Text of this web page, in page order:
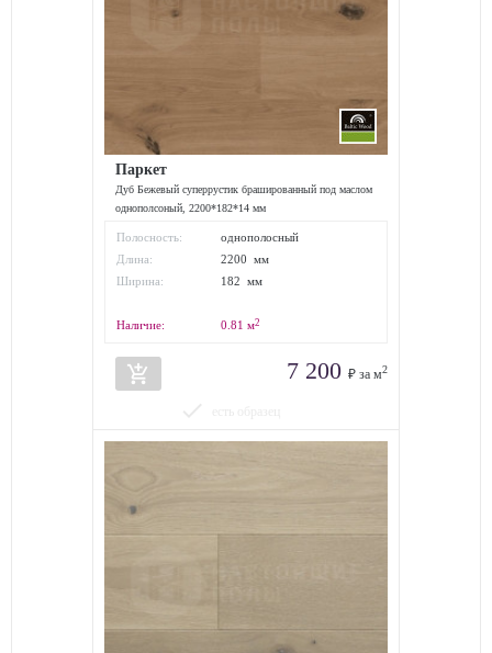
Паркет
Дуб Бежевый суперрустик брашированный под маслом
однополсоный, 2200*182*14 мм
Полосность:
однополосный
Длина:
2200 мм
Ширина:
182 мм
Наличие: 0.81 м2
add_shopping_cart 7 200 ₽ за м2